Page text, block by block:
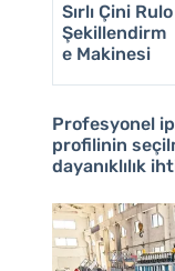
Sırlı Çini Rulo
Şekillendirm
e Makinesi
Profesyonel
profilinin
dayanıklılık